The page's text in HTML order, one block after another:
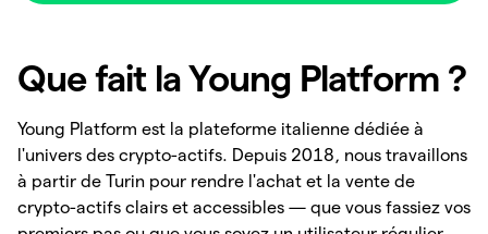
Que fait la Young Platform ?
Young Platform est la plateforme italienne dédiée à
l'univers des crypto-actifs. Depuis 2018, nous travaillons
à partir de Turin pour rendre l'achat et la vente de
crypto-actifs clairs et accessibles — que vous fassiez vos